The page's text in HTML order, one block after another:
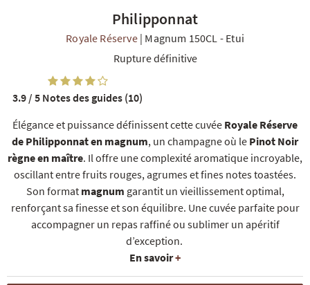
NOS COFFRETS DÉCOUVERTES NOS MEILLEURES VENTES
Philipponnat
Royale Réserve| Magnum 150CL - Etui
Rupture définitive
Élégance et puissance définissent cette cuvée Royale Réserve
de Philipponnat en magnum, un champagne où le Pinot Noir
règne en maître. Il offre une complexité aromatique incroyable,
oscillant entre fruits rouges, agrumes et fines notes toastées.
Son format magnum garantit un vieillissement optimal,
renforçant sa finesse et son équilibre. Une cuvée parfaite pour
accompagner un repas raffiné ou sublimer un apéritif
d’exception.
En savoir+
3.9 / 5 Notes des guides (10)